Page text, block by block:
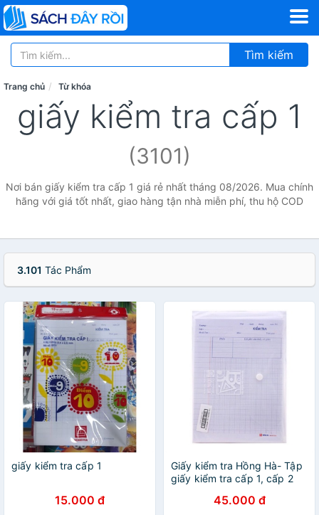
Tìm kiếm
Trang chủ Từ khóa
giấy kiểm tra cấp 1
(3101)
Nơi bán giấy kiểm tra cấp 1 giá rẻ nhất tháng 08/2026. Mua chính
hãng với giá tốt nhất, giao hàng tận nhà miễn phí, thu hộ COD
3.101 Tác Phẩm
giấy kiểm tra cấp 1
15.000 đ
Giấy kiểm tra Hồng Hà- Tập
giấy kiểm tra cấp 1, cấp 2
45.000 đ